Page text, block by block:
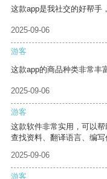
这款app是我社交的好帮手
2025-09-06
游客
这款app的商品种类非常丰
2025-09-06
游客
这款软件非常实用，可以
查找资料、翻译语言、编写
2025-09-06
游客